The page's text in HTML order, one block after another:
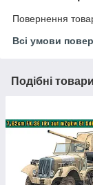
Повернення
Всі умови
Подібні